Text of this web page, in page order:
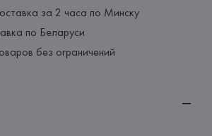
за 2 часа по Минску
по Беларуси
без ограничений